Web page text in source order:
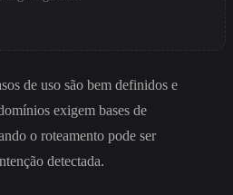
de uso são bem definidos e
exigem bases de
o roteamento pode ser
detectada.